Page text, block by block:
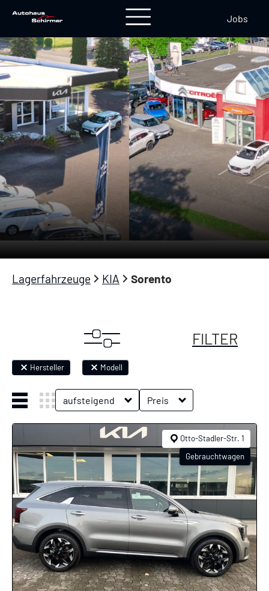
Jobs
Lagerfahrzeuge KIA Sorento
FILTER
Hersteller Modell
aufsteigend Preis
Otto-Stadler-Str. 1
Gebrauchtwagen